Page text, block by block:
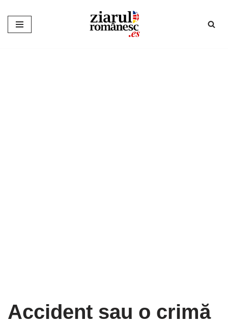
Sari
Accident sau o crimă